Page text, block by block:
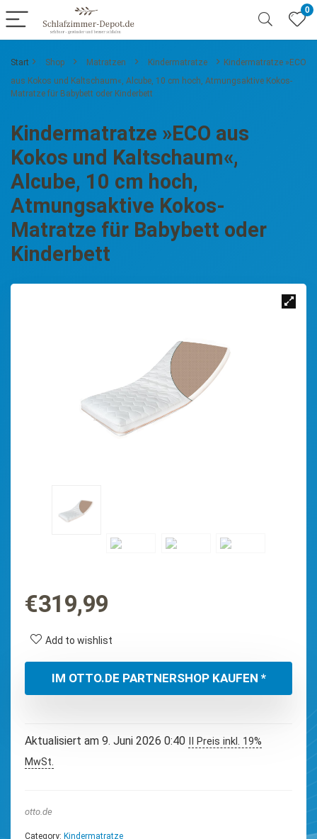
0
Start Shop Matratzen Kindermatratze
Kindermatratze »ECO
aus Kokos und Kaltschaum«, Alcube, 10 cm hoch, Atmungsaktive Kokos-
Matratze für Babybett oder Kinderbett
Kindermatratze »ECO aus
Kokos und Kaltschaum«,
Alcube, 10 cm hoch,
Atmungsaktive Kokos-
Matratze für Babybett oder
Kinderbett
€319,99
Add to wishlist
IM OTTO.DE PARTNERSHOP KAUFEN *
Aktualisiert am 9. Juni 2026 0:40 II Preis inkl. 19%
MwSt.
otto.de
Category: Kindermatratze